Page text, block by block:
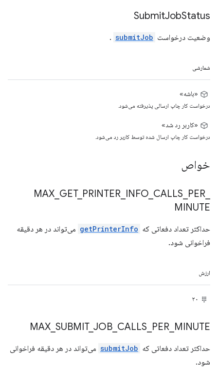
SubmitJobStatus
وضعیت درخواست submitJob
.
شمارشی
«باشه»
درخواست کار چاپ ارسالی پذیرفته می‌شود.
«کاربر رد شد»
درخواست کار چاپ ارسال شده توسط کاربر رد می‌شود.
خواص
MAX GET_ PRINTER INFO CALLS PER
MINUTE
حداکثر تعداد دفعاتی که getPrinterInfo می‌تواند در هر دقیقه
فراخوانی شود.
ارزش
۲۰
MAX SUBMIT_ JOB CALLS PER MINUTE
حداکثر تعداد دفعاتی که submitJob می‌تواند در هر دقیقه فراخوانی
شود.